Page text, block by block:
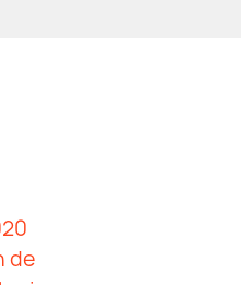
de